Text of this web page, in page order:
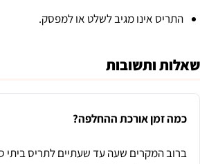
התריס אינו מגיב לשלט או למפסק.
שאלות ותשובות
כמה זמן אורכת ההחלפה?
ברוב המקרים שעה עד שעתיים לתריס ביתי